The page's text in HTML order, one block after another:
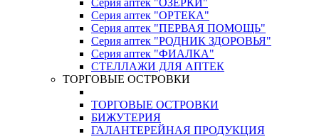
Серия аптек "ОЗЕРКИ"
Серия аптек "ОРТЕКА"
Серия аптек "ПЕРВАЯ ПОМОЩЬ"
Серия аптек "РОДНИК ЗДОРОВЬЯ"
Серия аптек "ФИАЛКА"
СТЕЛЛАЖИ ДЛЯ АПТЕК
ТОРГОВЫЕ ОСТРОВКИ
ТОРГОВЫЕ ОСТРОВКИ
БИЖУТЕРИЯ
ГАЛАНТЕРЕЙНАЯ ПРОДУКЦИЯ